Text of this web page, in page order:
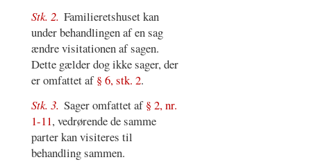
Stk. 2. Familieretshuset kan
under behandlingen af en sag
ændre visitationen af sagen.
Dette gælder dog ikke sager, der
er omfattet af§ 6, stk. 2.
Stk. 3. Sager omfattet af§ 2, nr.
1-11, vedrørende de samme
parter kan visiteres til
behandling sammen.